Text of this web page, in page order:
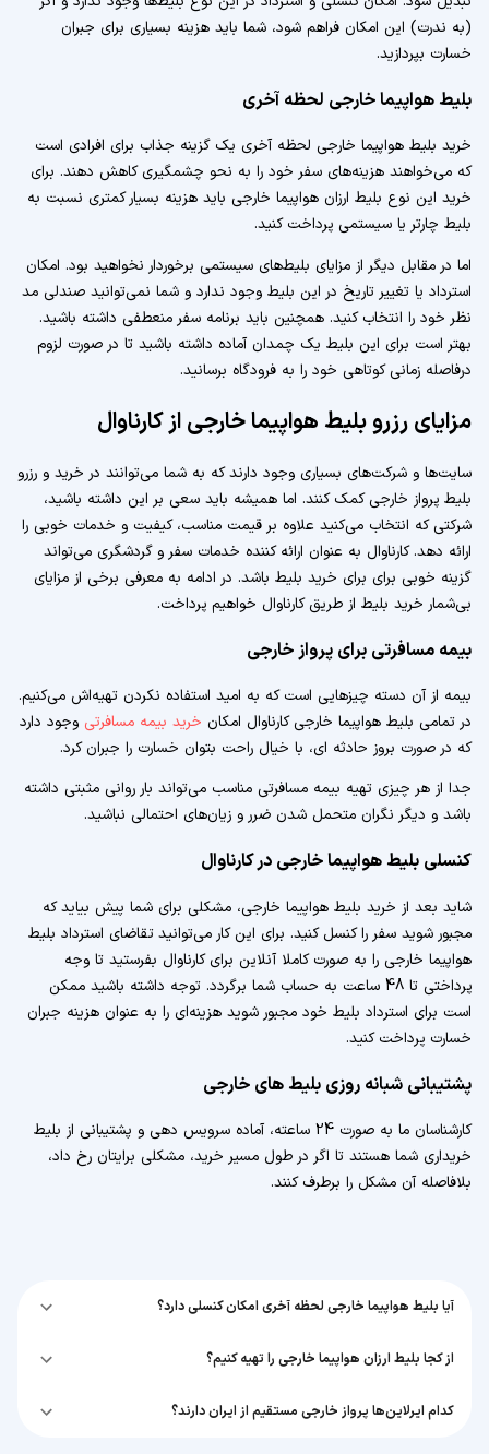
(به ندرت) این امکان فراهم شود، شما باید هزینه بسیاری برای جبران
خسارت بپردازید.
بلیط هواپیما خارجی لحظه آخری
خرید بلیط هواپیما خارجی لحظه آخری یک گزینه جذاب برای افرادی است
که می‌خواهند هزینه‌های سفر خود را به نحو چشمگیری کاهش دهند. برای
خرید این نوع بلیط ارزان هواپیما خارجی باید هزینه بسیار کمتری نسبت به
بلیط چارتر یا سیستمی پرداخت کنید.
اما در مقابل دیگر از مزایای بلیط‌های سیستمی برخوردار نخواهید بود. امکان
استرداد یا تغییر تاریخ در این بلیط وجود ندارد و شما نمی‌توانید صندلی مد
نظر خود را انتخاب کنید. همچنین باید برنامه سفر منعطفی داشته باشید.
بهتر است برای این بلیط یک چمدان آماده داشته باشید تا در صورت لزوم
درفاصله زمانی کوتاهی خود را به فرودگاه برسانید.
مزایای رزرو بلیط هواپیما خارجی از کارناوال
سایت‌ها و شرکت‌های بسیاری وجود دارند که به شما می‌توانند در خرید و رزرو
بلیط پرواز خارجی کمک کنند. اما همیشه باید سعی بر این داشته باشید،
شرکتی که انتخاب می‌کنید علاوه بر قیمت مناسب، کیفیت و خدمات خوبی را
ارائه دهد. کارناوال به عنوان ارائه کننده خدمات سفر و گردشگری می‌تواند
گزینه خوبی برای برای خرید بلیط باشد. در ادامه به معرفی برخی از مزایای
بی‌شمار خرید بلیط از طریق کارناوال خواهیم پرداخت.
بیمه مسافرتی برای پرواز خارجی
بیمه از آن دسته چیزهایی است که به امید استفاده نکردن تهیه‌اش می‌کنیم.
در تمامی بلیط هواپیما خارجی کارناوال امکان خرید بیمه مسافرتی وجود دارد
که در صورت بروز حادثه ای، با خیال راحت بتوان خسارت را جبران کرد.
جدا از هر چیزی تهیه بیمه مسافرتی مناسب می‌تواند بار روانی مثبتی داشته
باشد و دیگر نگران متحمل شدن ضرر و زیان‌های احتمالی نباشید.
کنسلی بلیط هواپیما خارجی در کارناوال
شاید بعد از خرید بلیط هواپیما خارجی، مشکلی برای شما پیش بیاید که
مجبور شوید سفر را کنسل کنید. برای این کار می‌توانید تقاضای استرداد بلیط
هواپیما خارجی را به صورت کاملا آنلاین برای کارناوال بفرستید تا وجه
پرداختی تا 48 ساعت به حساب شما برگردد. توجه داشته باشید ممکن
است برای استرداد بلیط خود مجبور شوید هزینه‌ای را به عنوان هزینه جبران
خسارت پرداخت کنید.
پشتیبانی شبانه روزی بلیط های خارجی
کارشناسان ما به صورت 24 ساعته، آماده سرویس دهی و پشتیبانی از بلیط
خریداری شما هستند تا اگر در طول مسیر خرید، مشکلی برایتان رخ داد،
بلافاصله آن مشکل را برطرف کنند.
آیا بلیط هواپیما خارجی لحظه آخری امکان کنسلی دارد؟
از کجا بلیط ارزان هواپیما خارجی را تهیه کنیم؟
کدام ایرلاین‌ها پرواز خارجی مستقیم از ایران دارند؟